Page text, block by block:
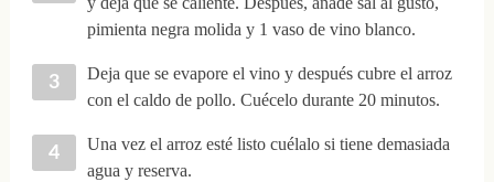
pimienta negra molida y 1 vaso de vino blanco.
Deja que se evapore el vino y después cubre el arroz
con el caldo de pollo. Cuécelo durante 20 minutos.
Una vez el arroz esté listo cuélalo si tiene demasiada
agua y reserva.